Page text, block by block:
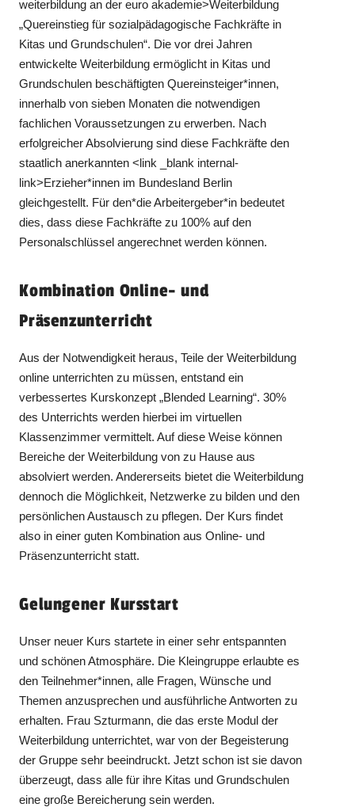
weiterbildung an der euro akademie>Weiterbildung
„Quereinstieg für sozialpädagogische Fachkräfte in
Kitas und Grundschulen“. Die vor drei Jahren
entwickelte Weiterbildung ermöglicht in Kitas und
Grundschulen beschäftigten Quereinsteiger*innen,
innerhalb von sieben Monaten die notwendigen
fachlichen Voraussetzungen zu erwerben. Nach
erfolgreicher Absolvierung sind diese Fachkräfte den
staatlich anerkannten <link _blank internal-
link>Erzieher*innen im Bundesland Berlin
gleichgestellt. Für den*die Arbeitergeber*in bedeutet
dies, dass diese Fachkräfte zu 100% auf den
Personalschlüssel angerechnet werden können.
Kombination Online- und
Präsenzunterricht
Aus der Notwendigkeit heraus, Teile der Weiterbildung
online unterrichten zu müssen, entstand ein
verbessertes Kurskonzept „Blended Learning“. 30%
des Unterrichts werden hierbei im virtuellen
Klassenzimmer vermittelt. Auf diese Weise können
Bereiche der Weiterbildung von zu Hause aus
absolviert werden. Andererseits bietet die Weiterbildung
dennoch die Möglichkeit, Netzwerke zu bilden und den
persönlichen Austausch zu pflegen. Der Kurs findet
also in einer guten Kombination aus Online- und
Präsenzunterricht statt.
Gelungener Kursstart
Unser neuer Kurs startete in einer sehr entspannten
und schönen Atmosphäre. Die Kleingruppe erlaubte es
den Teilnehmer*innen, alle Fragen, Wünsche und
Themen anzusprechen und ausführliche Antworten zu
erhalten. Frau Szturmann, die das erste Modul der
Weiterbildung unterrichtet, war von der Begeisterung
der Gruppe sehr beeindruckt. Jetzt schon ist sie davon
überzeugt, dass alle für ihre Kitas und Grundschulen
eine große Bereicherung sein werden.